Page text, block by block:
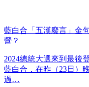
藍白合「五漢廢言」金
營？
2024總統大選來到最後
藍白合，在昨（23日）
過…